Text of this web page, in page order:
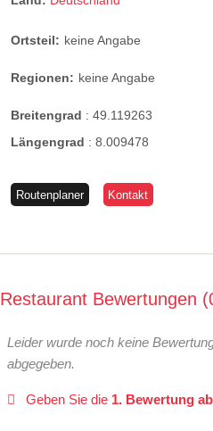
Ortsteil: keine Angabe
Regionen: keine Angabe
Breitengrad : 49.119263
Längengrad : 8.009478
Routenplaner Kontakt
Restaurant Bewertungen
Leider wurde noch keine
abgegeben.
Geben Sie die 1. Bewertung